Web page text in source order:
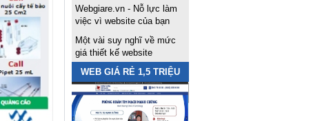
Webgiare.vn - Nỗ lực làm
việc vì website của bạn
Một vài suy nghĩ về mức
giá thiết kế website
WEB GIÁ RẺ 1,5 TRIỆU